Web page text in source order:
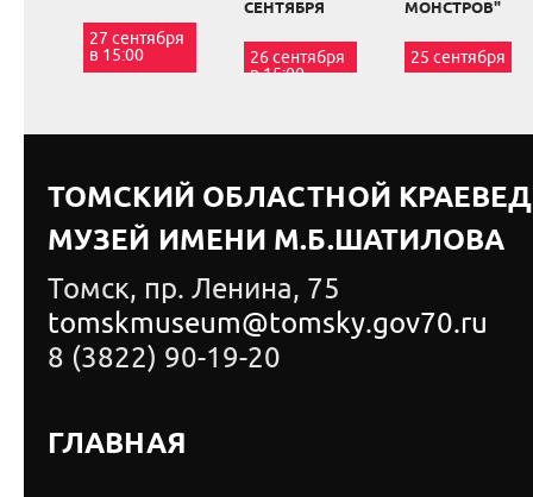
27 сентября
в 15:00
СЕНТЯБРЯ
26 сентября
в 15:00
МОНСТРОВ"
25 сентября
ТОМСКИЙ ОБЛАСТНОЙ
МУЗЕЙ ИМЕНИ М.Б.ШАТИЛОВА
Томск, пр. Ленина, 75
tomskmuseum@tomsky.gov70.ru
8 (3822) 90-19-20
ГЛАВНАЯ